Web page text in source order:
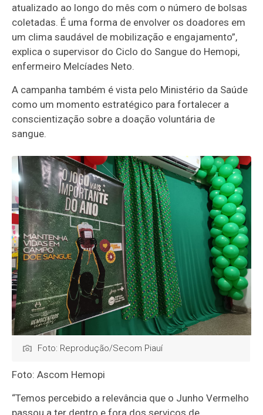
atualizado ao longo do mês com o número de bolsas
coletadas. É uma forma de envolver os doadores em
um clima saudável de mobilização e engajamento”,
explica o supervisor do Ciclo do Sangue do Hemopi,
enfermeiro Melcíades Neto.
A campanha também é vista pelo Ministério da Saúde
como um momento estratégico para fortalecer a
conscientização sobre a doação voluntária de
sangue.
Foto: Reprodução/Secom Piauí
Foto: Ascom Hemopi
“Temos percebido a relevância que o Junho Vermelho
passou a ter dentro e fora dos serviços de